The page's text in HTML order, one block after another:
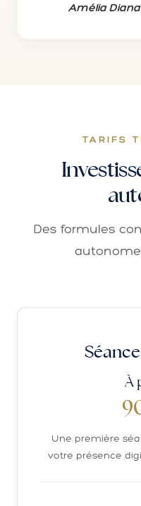
Amélia Diana
TARIFS
Des formules
À
Une première
votre présence